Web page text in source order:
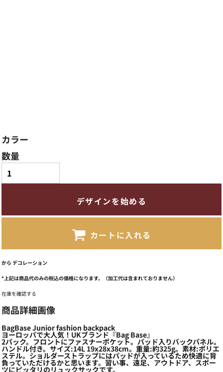
カラー
数量
デザインを始める
カートに入れる
から デコレーション
*上記は商品代のみの税込の価格になります。（加工代は含まれておりません）
在庫を確認する
商品詳細画像
BagBase Junior fashion backpack
ヨーロッパで大人気！UKブランド『Bag Base』
2パック。フロントにファスナーポケット。パッド入りバックパネル。
ハンドル付き。サイズ:14L 19x28x38cm。重量:約325g。素材:ポリエ
ステル。ショルダーストラップにはパッドが入っているため快適に背
負っていただけるかと思います。習い事、遠足、アウトドア、スポー
ツにピッタリのリュックサックです。